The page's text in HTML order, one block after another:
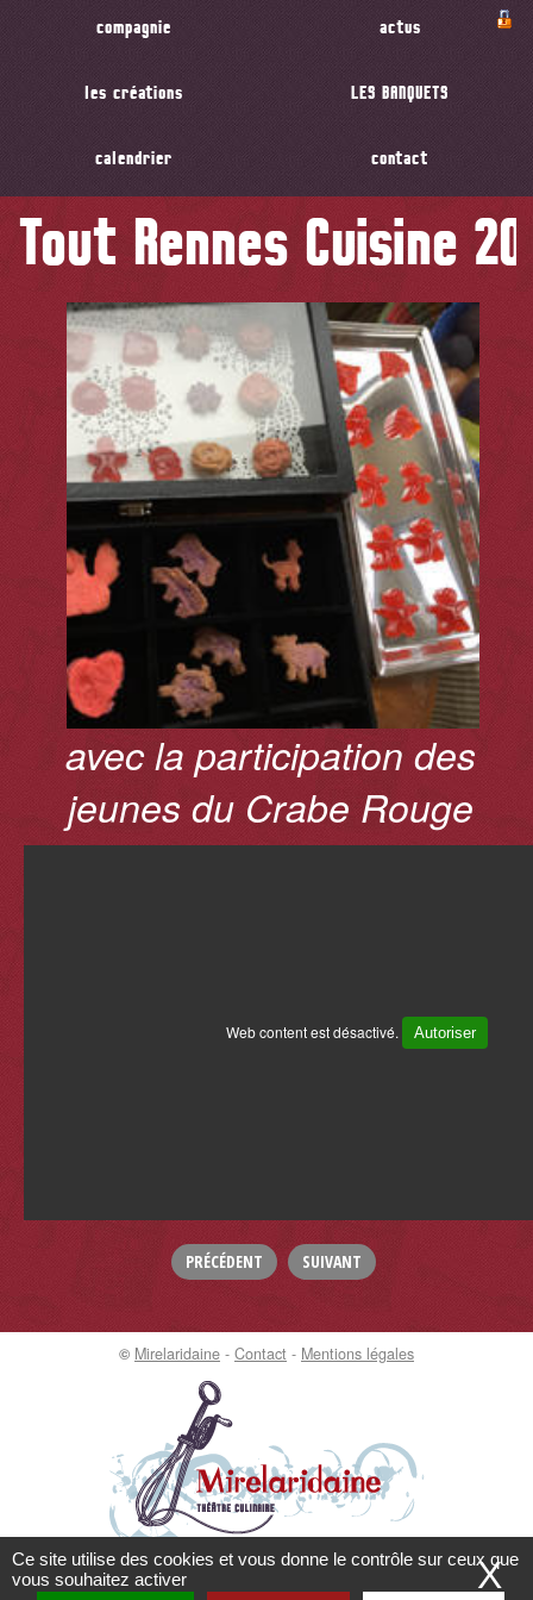
compagnie actus
les créations LES BANQUETS
calendrier contact
Tout Rennes Cuisine
avec la participation des
jeunes du Crabe Rouge
Web content est désactivé. Autoriser
PRÉCÉDENT SUIVANT
© Mirelaridaine - Contact - Mentions légales
MASQUER CE MESSAGE X
Ce site utilise des cookies et vous donne le contrôle sur ceux que
vous souhaitez activer